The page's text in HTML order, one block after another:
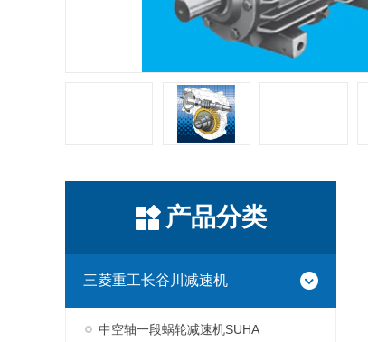
产品分类
三菱重工长谷川减速机
中空轴一段蜗轮减速机SUHA